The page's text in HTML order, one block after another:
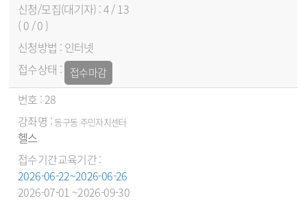
4 / 13
( 0 / 0 )
인터넷
접수마감
28
동구동 주민자치센터
헬스
2026-06-22~2026-06-26
2026-07-01 ~2026-09-30